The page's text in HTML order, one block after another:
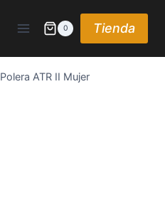
0 Tienda
Polera ATR II Mujer